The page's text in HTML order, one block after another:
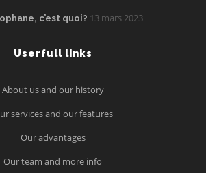
c’est quoi? 13 mars 2023
Userfull links
About us and our history
services and our features
Our advantages
Our team and more info